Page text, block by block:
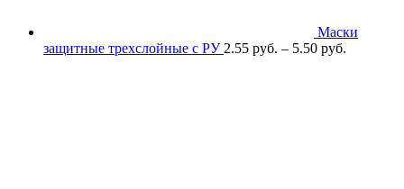
Маски
защитные трехслойные с РУ 2.55 руб. – 5.50 руб.